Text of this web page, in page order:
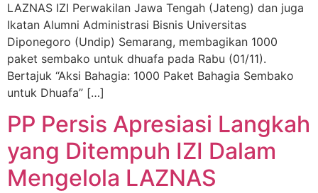
LAZNAS IZI Perwakilan Jawa Tengah (Jateng) dan juga
Ikatan Alumni Administrasi Bisnis Universitas
Diponegoro (Undip) Semarang, membagikan 1000
paket sembako untuk dhuafa pada Rabu (01/11).
Bertajuk “Aksi Bahagia: 1000 Paket Bahagia Sembako
untuk Dhuafa” […]
PP Persis Apresiasi Langkah
yang Ditempuh IZI Dalam
Mengelola LAZNAS